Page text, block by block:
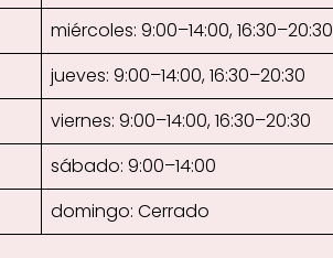
miércoles: 9:00–14:00, 16:30–20:30
jueves: 9:00–14:00, 16:30–20:30
viernes: 9:00–14:00, 16:30–20:30
sábado: 9:00–14:00
domingo: Cerrado